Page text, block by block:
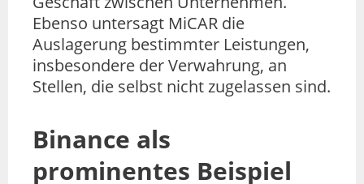
Ebenso untersagt MiCAR die
Auslagerung bestimmter Leistungen,
insbesondere der Verwahrung, an
Stellen, die selbst nicht zugelassen sind.
Binance als
prominentes Beispiel